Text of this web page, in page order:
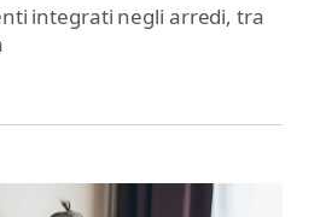
integrati negli arredi, tra